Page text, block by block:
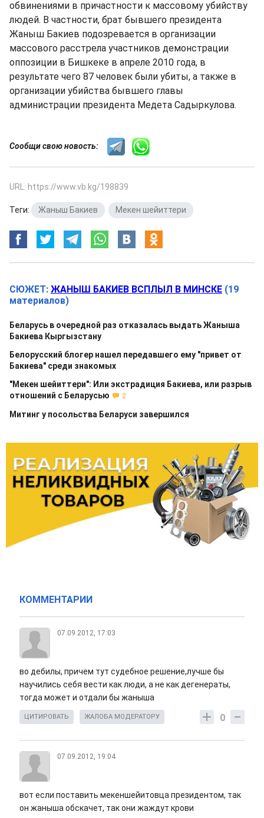
обвинениями в причастности к массовому убийству
людей. В частности, брат бывшего президента
Жаныш Бакиев подозревается в организации
массового расстрела участников демонстрации
оппозиции в Бишкеке в апреле 2010 года, в
результате чего 87 человек были убиты, а также в
организации убийства бывшего главы
администрации президента Медета Садыркулова.
Сообщи свою новость:
URL: https://www.vb.kg/198839
Теги: Жаныш Бакиев Мекен шейиттери
СЮЖЕТ: ЖАНЫШ БАКИЕВ ВСПЛЫЛ В МИНСКЕ (19
материалов)
Беларусь в очередной раз отказалась выдать Жаныша
Бакиева Кыргызстану
Белорусский блогер нашел передавшего ему "привет от
Бакиева" среди знакомых
"Мекен шейиттери": Или экстрадиция Бакиева, или разрыв
отношений с Беларусью
2
Митинг у посольства Беларуси завершился
КОММЕНТАРИИ
07.09.2012, 17:03
во дебилы, причем тут судебное решение,лучше бы
научились себя вести как люди, а не как дегенераты,
тогда может и отдали бы жаныша
0
ЦИТИРОВАТЬ ЖАЛОБА МОДЕРАТОРУ
07.09.2012, 19:04
вот если поставить мекеншейитовца президентом, так
он жаныша обскачет, так они жаждут крови